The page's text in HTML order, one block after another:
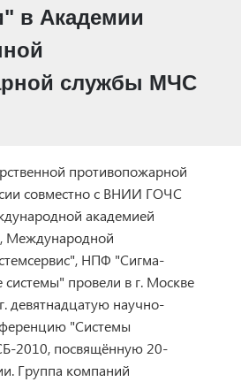
в Академии
службы МЧС
противопожарной
совместно с ВНИИ ГОЧС
академией
Международной
НПФ "Сигма-
системы" провели в г. Москве
девятнадцатую научно-
"Системы
2010, посвящённую 20-
Группа компаний